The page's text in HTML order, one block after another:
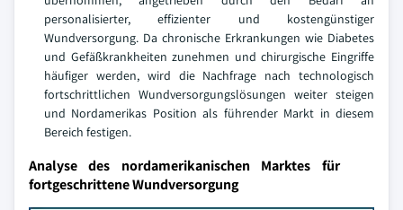
personalisierter, effizienter und kostengünstiger
Wundversorgung. Da chronische Erkrankungen wie Diabetes
und Gefäßkrankheiten zunehmen und chirurgische Eingriffe
häufiger werden, wird die Nachfrage nach technologisch
fortschrittlichen Wundversorgungslösungen weiter steigen
und Nordamerikas Position als führender Markt in diesem
Bereich festigen.
Analyse des nordamerikanischen Marktes für
fortgeschrittene Wundversorgung